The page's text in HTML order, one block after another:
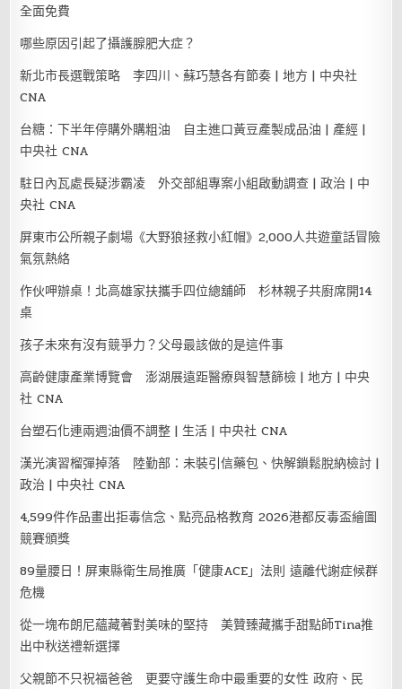
全面免費
哪些原因引起了攝護腺肥大症？
新北市長選戰策略 李四川、蘇巧慧各有節奏 | 地方 | 中央社
CNA
台糖：下半年停購外購粗油 自主進口黃豆產製成品油 | 產經 |
中央社 CNA
駐日內瓦處長疑涉霸凌 外交部組專案小組啟動調查 | 政治 | 中
央社 CNA
屏東市公所親子劇場《大野狼拯救小紅帽》2,000人共遊童話冒險
氣氛熱絡
作伙呷辦桌！北高雄家扶攜手四位總舖師 杉林親子共廚席開14
桌
孩子未來有沒有競爭力？父母最該做的是這件事
高齡健康產業博覽會 澎湖展遠距醫療與智慧篩檢 | 地方 | 中央
社 CNA
台塑石化連兩週油價不調整 | 生活 | 中央社 CNA
漢光演習榴彈掉落 陸勤部：未裝引信藥包、快解鎖鬆脫納檢討 |
政治 | 中央社 CNA
4,599件作品畫出拒毒信念、點亮品格教育 2026港都反毒盃繪圖
競賽頒獎
89量腰日！屏東縣衛生局推廣「健康ACE」法則 遠離代謝症候群
危機
從一塊布朗尼蘊藏著對美味的堅持 美贊臻藏攜手甜點師Tina推
出中秋送禮新選擇
父親節不只祝福爸爸 更要守護生命中最重要的女性 政府、民